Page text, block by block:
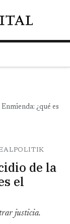
principal
¿qué es
de la
el
justicia.